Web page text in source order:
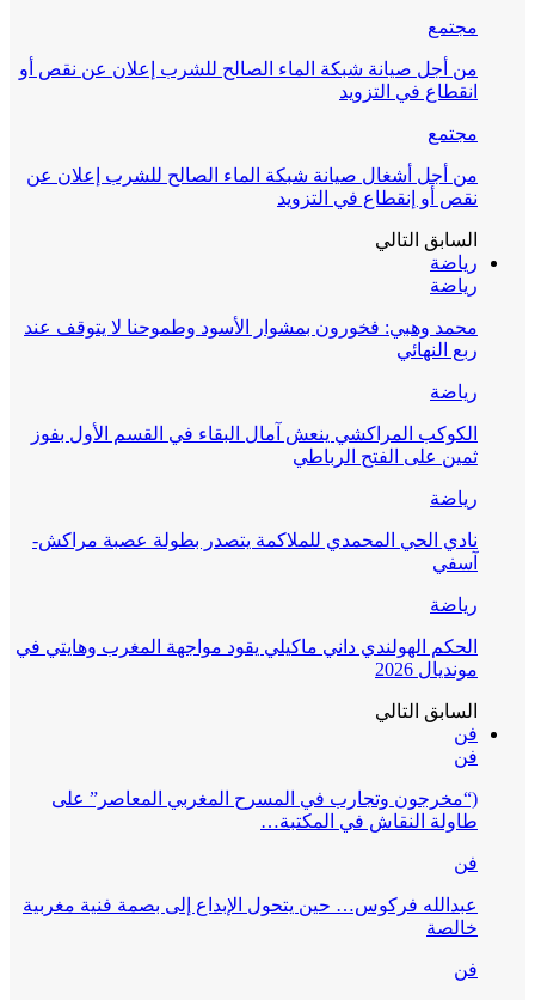
مجتمع
من أجل صيانة شبكة الماء الصالح للشرب إعلان عن نقص أو
انقطاع في التزويد
مجتمع
من أجل أشغال صيانة شبكة الماء الصالح للشرب إعلان عن
نقص أو إنقطاع في التزويد
السابق التالي
رياضة
رياضة
محمد وهبي: فخورون بمشوار الأسود وطموحنا لا يتوقف عند
ربع النهائي
رياضة
الكوكب المراكشي ينعش آمال البقاء في القسم الأول بفوز
ثمين على الفتح الرباطي
رياضة
نادي الحي المحمدي للملاكمة يتصدر بطولة عصبة مراكش-
آسفي
رياضة
الحكم الهولندي داني ماكيلي يقود مواجهة المغرب وهايتي في
مونديال 2026
السابق التالي
فن
فن
(“مخرجون وتجارب في المسرح المغربي المعاصر” على
طاولة النقاش في المكتبة…
فن
عبدالله فركوس… حين يتحول الإبداع إلى بصمة فنية مغربية
خالصة
فن